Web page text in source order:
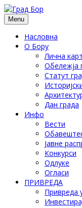
Menu
Насловна
О Бору
Лична
Обележја
Статут
Дан града
Инфо
Вести
Јавне
Конкурси
Одлуке
Огласи
ПРИВРЕДА
Привреда